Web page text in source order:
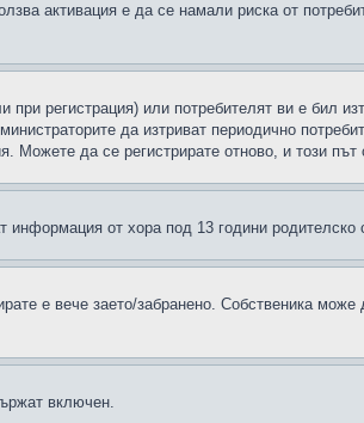
активация е да се намали риска от
регистрация) или потребителят ви е бил
да изтриват периодично
да се регистрирате отново, и този път
от хора под 13 години родителско
е вече заето/забранено. Собственика може
включен.